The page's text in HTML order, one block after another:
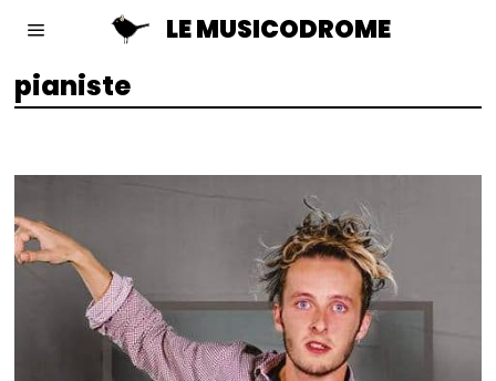
LE MUSICODROME
pianiste